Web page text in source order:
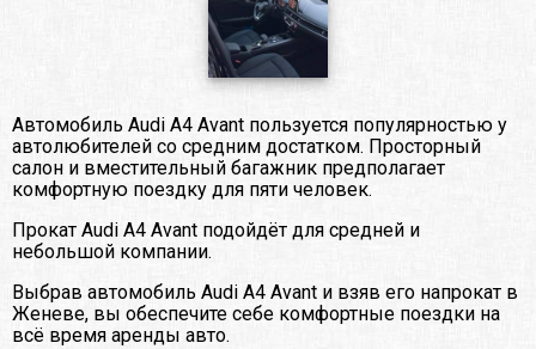
Автомобиль Audi A4 Avant пользуется популярностью у
автолюбителей со средним достатком. Просторный
салон и вместительный багажник предполагает
комфортную поездку для пяти человек.
Прокат Audi A4 Avant подойдёт для средней и
небольшой компании.
Выбрав автомобиль Audi A4 Avant и взяв его напрокат в
Женеве, вы обеспечите себе комфортные поездки на
всё время аренды авто.